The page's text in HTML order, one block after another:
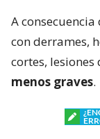
A
con derrames,
cortes,
menos graves.